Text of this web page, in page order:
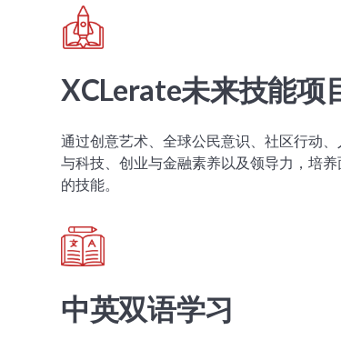
XCLerate未来技能项
通过创意艺术、全球公民意识、社区行动
与科技、创业与金融素养以及领导力，培
的技能。
中英双语学习